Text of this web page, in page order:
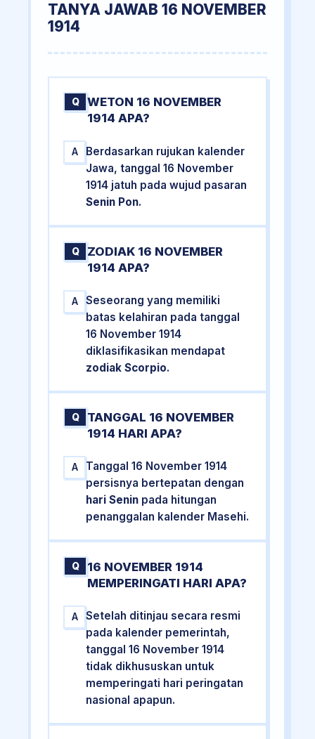
TANYA JAWAB 16 NOVEMBER
1914
Q
WETON 16 NOVEMBER
1914 APA?
A
Berdasarkan rujukan kalender
Jawa, tanggal 16 November
1914 jatuh pada wujud pasaran
Senin Pon.
Q
ZODIAK 16 NOVEMBER
1914 APA?
A
Seseorang yang memiliki
batas kelahiran pada tanggal
16 November 1914
diklasifikasikan mendapat
zodiak Scorpio.
Q
TANGGAL 16 NOVEMBER
1914 HARI APA?
A
Tanggal 16 November 1914
persisnya bertepatan dengan
hari Senin pada hitungan
penanggalan kalender Masehi.
Q
16 NOVEMBER 1914
MEMPERINGATI HARI APA?
A
Setelah ditinjau secara resmi
pada kalender pemerintah,
tanggal 16 November 1914
tidak dikhususkan untuk
memperingati hari peringatan
nasional apapun.